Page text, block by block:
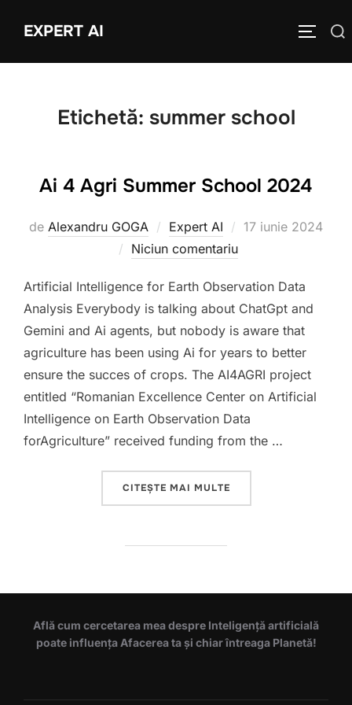
EXPERT AI
Caută
Etichetă: summer school
Ai 4 Agri Summer School 2024
de Alexandru GOGA Expert AI
Publicat
17 iunie 2024
Niciun comentariu
Artificial Intelligence for Earth Observation Data
Analysis Everybody is talking about ChatGpt and
Gemini and Ai agents, but nobody is aware that
agriculture has been using Ai for years to better
ensure the succes of crops. The AI4AGRI project
entitled “Romanian Excellence Center on Artificial
Intelligence on Earth Observation Data
forAgriculture” received funding from the …
CITEȘTE MAI MULTE„AI 4 AGRI SUMMER
Află cum cercetarea mea despre Inteligență artificială
poate influența Afacerea ta și chiar întreaga Planetă!